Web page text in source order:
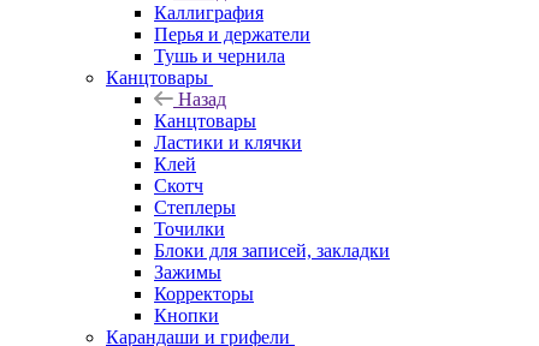
Каллиграфия
Перья и держатели
Тушь и чернила
Канцтовары
Назад
Канцтовары
Ластики и клячки
Клей
Скотч
Степлеры
Точилки
Блоки для записей, закладки
Зажимы
Корректоры
Кнопки
Карандаши и грифели